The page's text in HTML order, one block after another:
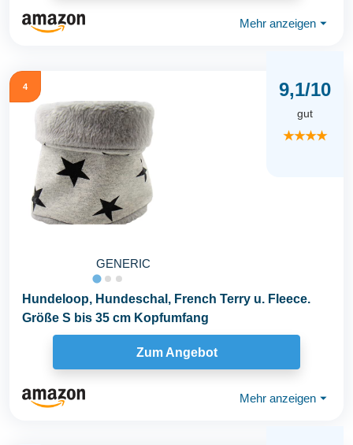
Mehr anzeigen ⏷
4
GENERIC
9,1/10
gut
★★★★
Hundeloop, Hundeschal, French Terry u. Fleece.
Größe S bis 35 cm Kopfumfang
Zum Angebot
Mehr anzeigen ⏷